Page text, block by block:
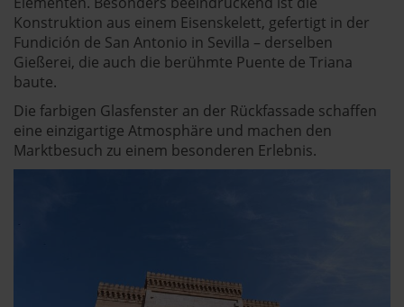
Konstruktion aus einem Eisenskelett, gefertigt in der
Fundición de San Antonio in Sevilla – derselben
Gießerei, die auch die berühmte Puente de Triana
baute.
Die farbigen Glasfenster an der Rückfassade schaffen
eine einzigartige Atmosphäre und machen den
Marktbesuch zu einem besonderen Erlebnis.